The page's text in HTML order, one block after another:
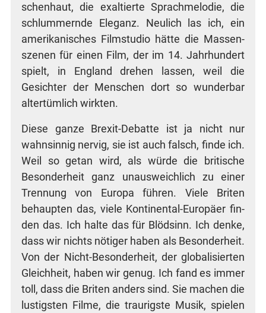
schen­haut, die exal­tier­te Sprach­me­lo­die, die
schlum­mern­de Ele­ganz. Neu­lich las ich, ein
ame­ri­ka­ni­sches Film­stu­dio hät­te die Mas­sen­
sze­nen für einen Film, der im 14. Jahr­hun­dert
spielt, in Eng­land dre­hen las­sen, weil die
Gesich­ter der Men­schen dort so wun­der­bar
alter­tüm­lich wirkten.
Die­se gan­ze Brexit-Debat­te ist ja nicht nur
wahn­sin­nig ner­vig, sie ist auch falsch, fin­de ich.
Weil so getan wird, als wür­de die bri­ti­sche
Beson­der­heit ganz unaus­weich­lich zu einer
Tren­nung von Euro­pa füh­ren. Vie­le Bri­ten
behaup­ten das, vie­le Kon­ti­nen­tal-Euro­pä­er fin­
den das. Ich hal­te das für Blöd­sinn. Ich den­ke,
dass wir nichts nöti­ger haben als Beson­der­heit.
Von der Nicht-Beson­der­heit, der glo­ba­li­sier­ten
Gleich­heit, haben wir genug. Ich fand es immer
toll, dass die Bri­ten anders sind. Sie machen die
lus­tigs­ten Fil­me, die trau­rigs­te Musik, spie­len